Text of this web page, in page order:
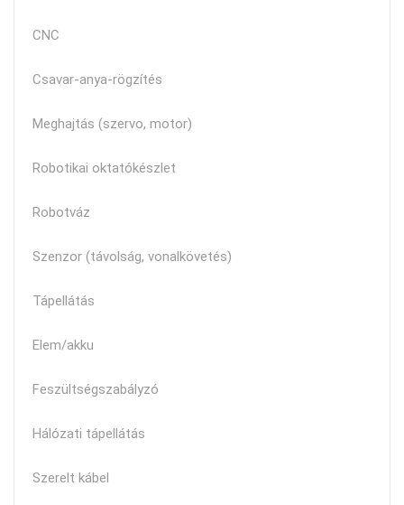
CNC
Csavar-anya-rögzítés
Meghajtás (szervo, motor)
Robotikai oktatókészlet
Robotváz
Szenzor (távolság, vonalkövetés)
Tápellátás
Elem/akku
Feszültségszabályzó
Hálózati tápellátás
Szerelt kábel